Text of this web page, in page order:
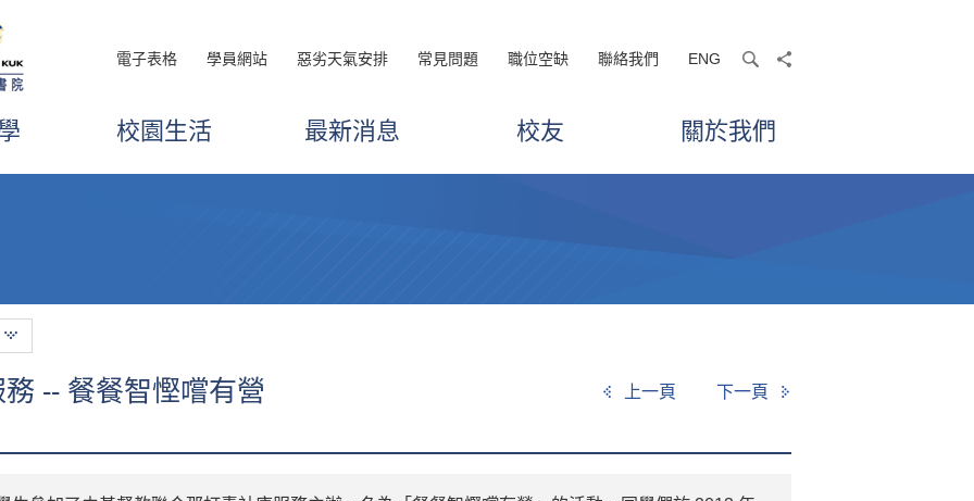
電子表格 學員網站 惡劣天氣安排 常見問題 職位空缺 聯絡我們 ENG searchshare
校園生活 最新消息 校友 關於我們
-- 餐餐智慳嚐有營 上一頁 下一頁